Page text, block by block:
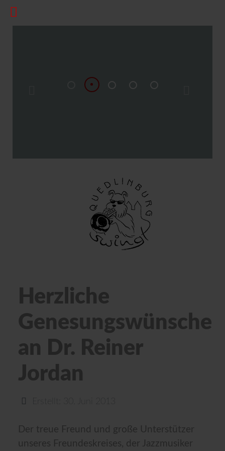
Herzliche
Genesungswünsche
an Dr. Reiner
Jordan
Der treue Freund und große Unterstützer
unseres Freundeskreises, der Jazzmusiker